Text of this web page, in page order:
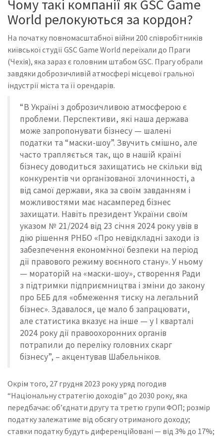
Чому такі компанії як GSC Game
World релокуються за кордон?
На початку повномасштабної війни 200 співробітників
київської студії GSC Game World переїхали до Праги
(Чехія), яка зараз є головним штабом GSC. Прагу обрали
завдяки доброзичливій атмосфері місцевої гральної
індустрії міста та її орендарів.
“В Україні з доброзичливою атмосферою є
проблеми. Перспективи, які наша держава
може запропонувати бізнесу — шалені
податки та “маски-шоу”. Звучить смішно, але
часто трапляється так, що в нашій країні
бізнесу доводиться захищатись не скільки від
конкурентів чи організованої злочинності, а
від самої держави, яка за своїм завданням і
можливостями має насамперед бізнес
захищати. Навіть президент України своїм
указом № 21/2024 від 23 січня 2024 року увів в
дію рішення РНБО «Про невідкладні заходи із
забезпечення економічної безпеки на період
дії правового режиму воєнного стану». У ньому
— мораторій на «маски-шоу», створення Ради
з підтримки підприємництва і зміни до закону
про БЕБ для «обмеження тиску на легальний
бізнес». Здавалося, це мало б запрацювати,
але статистика вказує на інше — у I кварталі
2024 року дії правоохоронних органів
потрапили до переліку головних скарг
бізнесу”, – акцентував Шабельніков.
Окрім того, 27 грудня 2023 року уряд погодив
“Національну стратегію доходів” до 2030 року, яка
передбачає: об’єднати другу та третю групи ФОП; розмір
податку залежатиме від обсягу отриманого доходу;
ставки податку будуть диференційовані — від 3% до 17%;